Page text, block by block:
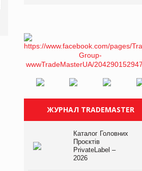
ЖУРНАЛ TRADEMASTER
Каталог Головних
Проєктів
PrivateLabel –
2026